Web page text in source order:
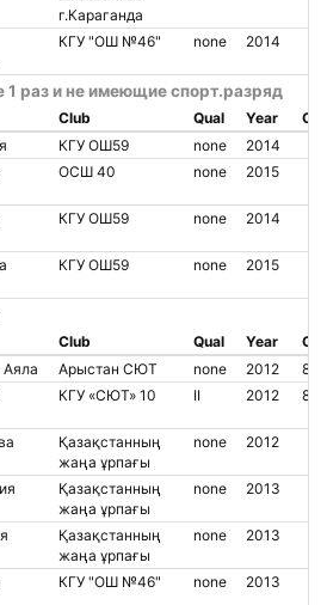
г.Караганда
КГУ "ОШ №46" none 2014
раз и не имеющие спорт.разряд
Club Qual Year
КГУ ОШ59 none
2014
ОСШ 40 none 2015
КГУ ОШ59 none 2014
КГУ ОШ59 none 2015
Club Qual Year
Арыстан СЮТ none 2012
КГУ «СЮТ» 10 II 2012
Қазақстанның
жаңа ұрпағы
none 2012
Қазақстанның
жаңа ұрпағы
none 2013
Қазақстанның
жаңа ұрпағы
none 2013
КГУ "ОШ №46" none 2013